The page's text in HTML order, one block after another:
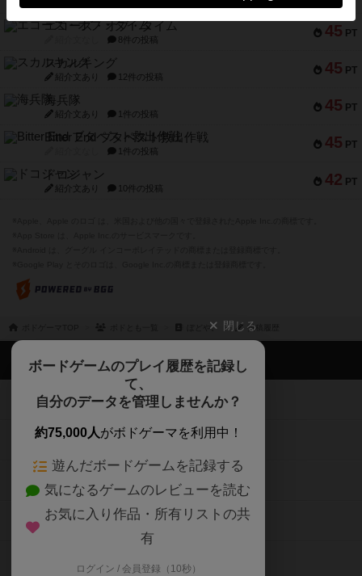
45 PT
エコーズ・オブ・タイム
8件の投稿
45 PT
スカルキング
紹介文あり 12件の投稿
45 PT
海兵隊
紹介文あり 1件の投稿
45 PT
Bitter End ブタペスト救出作戦
1件の投稿
42 PT
ドコジャン
紹介文あり 10件の投稿
ぼどや。 投稿履歴
閉じる
ボードゲームのプレイ履歴を記録し
て、
自分のデータを管理しませんか？
約75,000人がボドゲーマを利用中！
遊んだボードゲームを記録する
気になるゲームのレビューを読む
お気に入り作品・所有リストの共
有
ログイン / 会員登録（10秒）
ボドゲーマTOP
ボードゲームを検索する
ボードゲームの新着レビュー
ボードゲーム会情報
メカニクス特集
掲示板・トピックス